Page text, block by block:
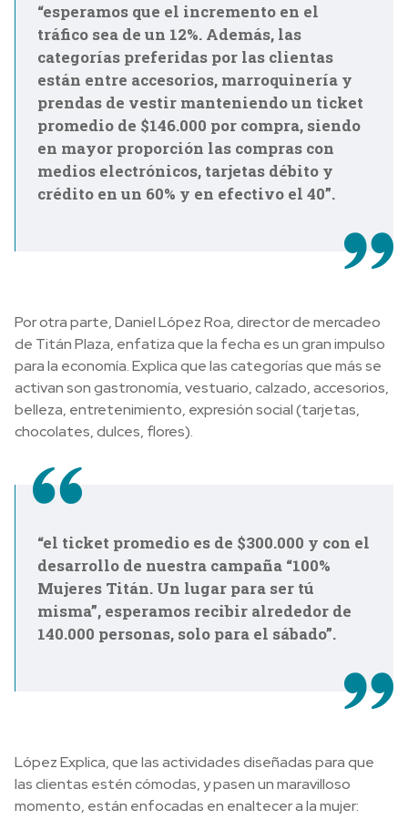
“esperamos que el incremento en el
tráfico sea de un 12%. Además, las
categorías preferidas por las clientas
están entre accesorios, marroquinería y
prendas de vestir manteniendo un ticket
promedio de $146.000 por compra, siendo
en mayor proporción las compras con
medios electrónicos, tarjetas débito y
crédito en un 60% y en efectivo el 40”.
Por otra parte, Daniel López Roa, director de mercadeo
de Titán Plaza, enfatiza que la fecha es un gran impulso
para la economía. Explica que las categorías que más se
activan son gastronomía, vestuario, calzado, accesorios,
belleza, entretenimiento, expresión social (tarjetas,
chocolates, dulces, flores).
“el ticket promedio es de $300.000 y con el
desarrollo de nuestra campaña “100%
Mujeres Titán. Un lugar para ser tú
misma”, esperamos recibir alrededor de
140.000 personas, solo para el sábado”.
López Explica, que las actividades diseñadas para que
las clientas estén cómodas, y pasen un maravilloso
momento, están enfocadas en enaltecer a la mujer: